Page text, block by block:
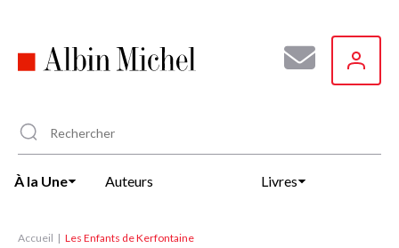
principal
À la Une Auteurs Livres
Accueil Les Enfants de Kerfontaine